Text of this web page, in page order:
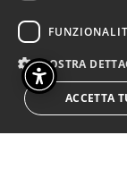
Ma
MOSTRA
ACCETTA